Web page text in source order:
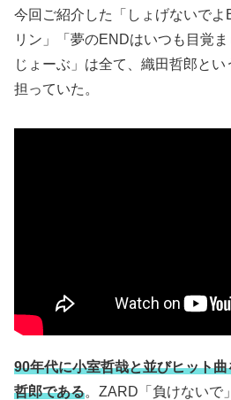
今回ご紹介した「しょげないでよ
リン」「夢のENDはいつも目覚
じょーぶ」は全て、織田哲郎と
担っていた。
90年代に小室哲哉と並びヒット
哲郎である。ZARD「負けないで